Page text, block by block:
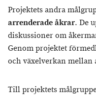
Projektets andra
arrenderade åkrar. De
diskussioner om
Genom projektet
och växelverkan mellan
Till projektets